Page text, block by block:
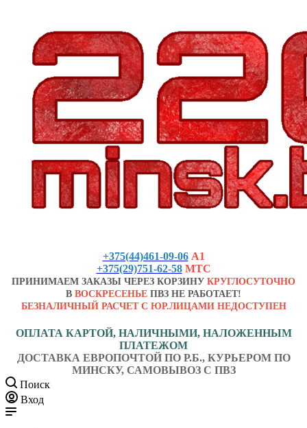
+375(44)461-09-06 А1
+375(29)751-62-58 МТС
ПРИНИМАЕМ ЗАКАЗЫ ЧЕРЕЗ КОРЗИНУ КРУГЛОСУТОЧНО
В ВОСКРЕСЕНЬЕ ПВЗ НЕ РАБОТАЕТ!
БЕЗНАЛИЧНЫЙ РАСЧЕТ С ЮР.ЛИЦАМИ НЕДОСТУПЕН
ОПЛАТА КАРТОЙ, НАЛИЧНЫМИ, НАЛОЖЕННЫМ
ПЛАТЕЖОМ
ДОСТАВКА ЕВРОПОЧТОЙ ПО Р.Б., КУРЬЕРОМ ПО
МИНСКУ, САМОВЫВОЗ С ПВЗ
Поиск
Вход